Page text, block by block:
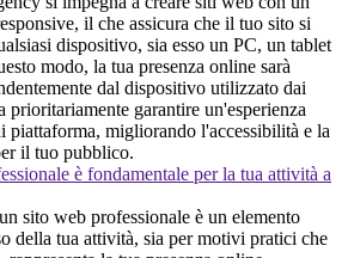
il che assicura che il tuo sito si
dispositivo, sia esso un PC, un tablet
modo, la tua presenza online sarà
dal dispositivo utilizzato dai
prioritariamente garantire un'esperienza
piattaforma, migliorando l'accessibilità e la
il tuo pubblico.
è fondamentale per la tua attività a
sito web professionale è un elemento
della tua attività, sia per motivi pratici che